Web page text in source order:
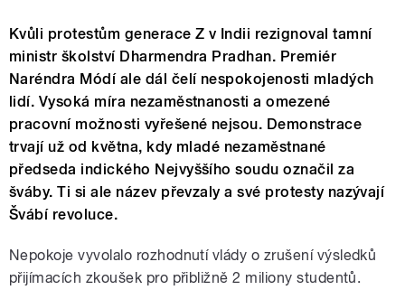
Kvůli protestům generace Z v Indii rezignoval tamní
ministr školství Dharmendra Pradhan. Premiér
Naréndra Módí ale dál čelí nespokojenosti mladých
lidí. Vysoká míra nezaměstnanosti a omezené
pracovní možnosti vyřešené nejsou. Demonstrace
trvají už od května, kdy mladé nezaměstnané
předseda indického Nejvyššího soudu označil za
šváby. Ti si ale název převzaly a své protesty nazývají
Švábí revoluce.
Nepokoje vyvolalo rozhodnutí vlády o zrušení výsledků
přijímacích zkoušek pro přibližně 2 miliony studentů.